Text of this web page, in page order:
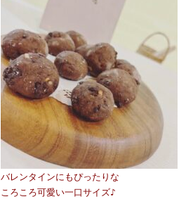
バレンタインにもぴったりな
ころころ可愛い一口サイズ♪